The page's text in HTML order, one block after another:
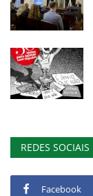
REDES SOCIAIS
Facebook